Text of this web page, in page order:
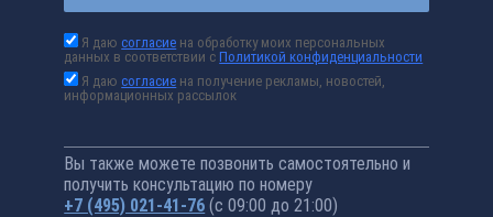
Я даюсогласие на обработку моих персональных
данных в соответствии сПолитикой конфиденциальности
Я даюсогласие на получение рекламы, новостей,
информационных рассылок
Вы также можете позвонить самостоятельно и
получить консультацию по номеру
+7 (495) 021-41-76 (с 09:00 до 21:00)